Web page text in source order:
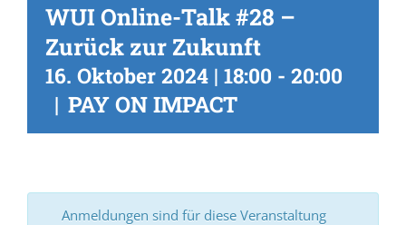
WUI Online-Talk #28 –
Zurück zur Zukunft
16. Oktober 2024 | 18:00 - 20:00
| PAY ON IMPACT
Anmeldungen sind für diese Veranstaltung